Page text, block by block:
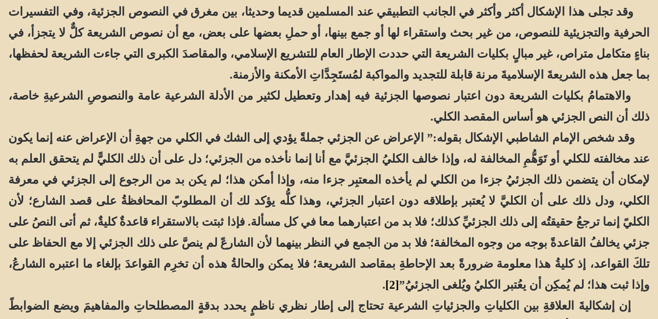
وقد تجلى هذا الإشكال أكثر وأكثر في الجانب التطبيقي عند المسلمين قديما وحديثا، بين مغرق في النصوص الجزئية، وفي التفسيرات
الحرفية والتجزيئية للنصوص، من غير بحث واستقراء لها أو جمع بينها، أو حملِ بعضها على بعض، مع أن نصوص الشريعة كلٌّ لا يتجزأ، في
بناءٍ متكامل متراص، غير مبالٍ بكليات الشريعة التي حددت الإطار العام للتشريع الإسلامي، والمقاصدَ الكبرى التي جاءت الشريعة لحفظها،
بما جعل هذه الشريعةَ الإسلاميةَ مرنة قابلة للتجديد والمواكبة لمُستَجِدَّاتِ الأمكنة والأزمنة.
والاهتمامُ بكليات الشريعة دون اعتبار نصوصها الجزئية فيه إهدار وتعطيل لكثير من الأدلة الشرعية عامة والنصوصِ الشرعيةِ خاصة،
ذلك أن النص الجزئي هو أساس المقصد الكلي.
وقد شخص الإمام الشاطبي الإشكال بقوله:” الإعراض عن الجزئي جملةً يؤدي إلى الشك في الكلي من جهةِ أن الإعراض عنه إنما يكون
عند مخالفته للكلي أو تَوَهُّمِ المخالفة له، وإذا خالف الكليُ الجزئيَّ مع أنا إنما نأخذه من الجزئي؛ دل على أن ذلك الكليًّ لم يتحقق العلم به
لإمكان أن يتضمن ذلك الجزئيُ جزءا من الكلي لم يأخذه المعتبِر جزءا منه، وإذا أمكن هذا؛ لم يكن بد من الرجوع إلى الجزئي في معرفة
الكلي، ودل ذلك على أن الكليَّ لا يُعتبر بإطلاقه دون اعتبار الجزئي، وهذا كلُّه يؤكد لك أن المطلوبً المحافظةُ على قصد الشارع؛ لأن
الكليً إنما ترجعُ حقيقتُه إلى ذلك الجزئيِّ كذلك؛ فلا بد من اعتبارهما معا في كل مسألة. فإذا ثبتت بالاستقراء قاعدةٌ كليةٌ، ثم أتى النصُ على
جزئي يخالفُ القاعدةً بوجه من وجوه المخالفة؛ فلا بد من الجمع في النظر بينهما لأن الشارعً لم ينصَّ على ذلك الجزئي إلا مع الحفاظ على
تلكَ القواعد، إذ كليةُ هذا معلومة ضرورةً بعد الإحاطةِ بمقاصد الشريعة؛ فلا يمكن والحالةُ هذه أن تخرِم القواعدَ بإلغاء ما اعتبره الشارعُ،
وإذا ثبت هذا؛ لم يُمكِن أن يعُتبر الكليُ ويُلغى الجزئيُ”[2]
.
إن إشكاليةَ العلاقةِ بين الكلياتِ والجزئياتِ الشرعية تحتاج إلى إطار نظري ناظمٍ يحدد بدقةٍ المصطلحاتِ والمفاهيمَ ويضع الضوابطً